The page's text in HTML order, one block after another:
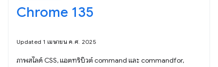
Chrome 135
Updated 1 เมษายน ค.ศ. 2025
ภาพสไลด์ CSS, แอตทริบิวต์ command และ commandfor,